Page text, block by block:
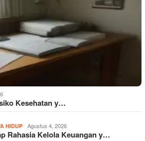
Kesehatan y…
HIDUP Agustus 4, 2026
Rahasia Kelola Keuangan y…